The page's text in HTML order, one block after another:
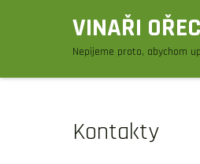
VINAŘI
Nepijeme proto, abychom
Kontakty